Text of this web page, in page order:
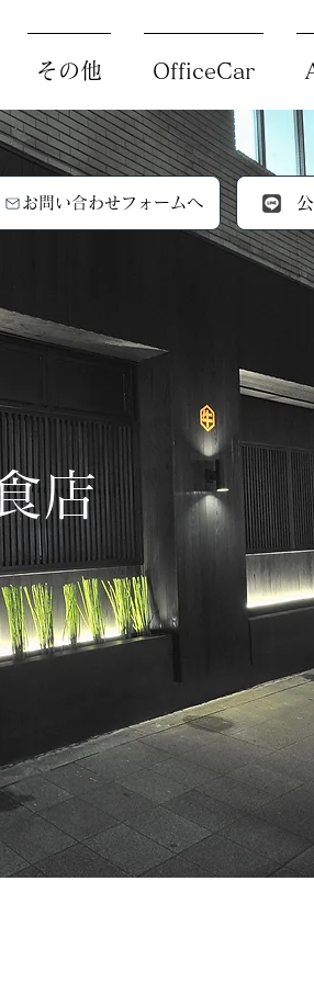
お問い合わせフォームへ 公
その他 OfficeCar
店